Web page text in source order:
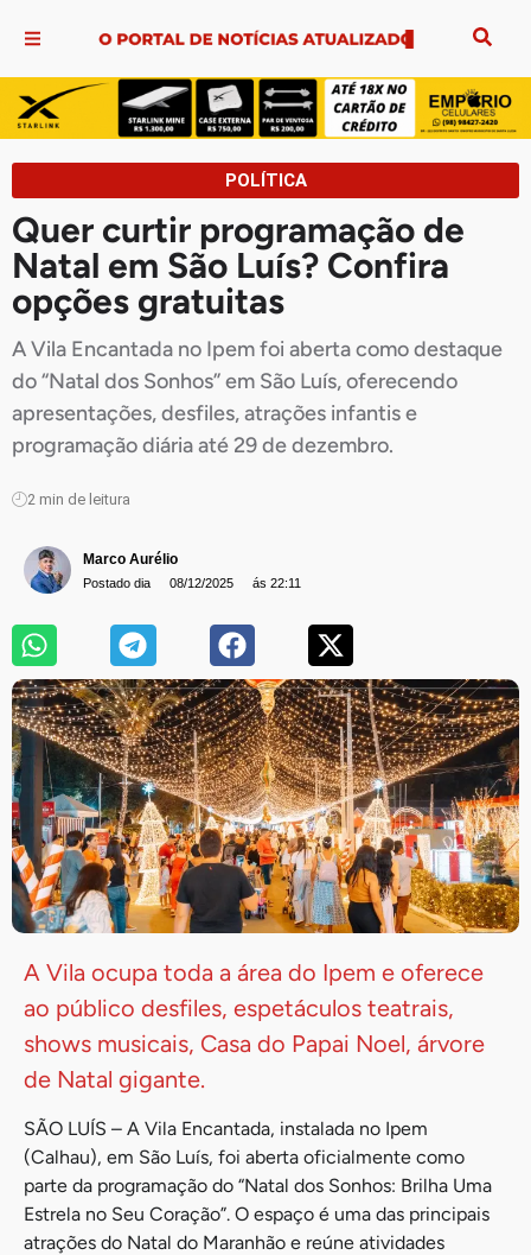
POLÍTICA
Quer curtir programação de
Natal em São Luís? Confira
opções gratuitas
A Vila Encantada no Ipem foi aberta como destaque
do “Natal dos Sonhos” em São Luís, oferecendo
apresentações, desfiles, atrações infantis e
programação diária até 29 de dezembro.
2 min de leitura
Marco Aurélio
Postado dia 08/12/2025 ás 22:11
A Vila ocupa toda a área do Ipem e oferece
ao público desfiles, espetáculos teatrais,
shows musicais, Casa do Papai Noel, árvore
de Natal gigante.
SÃO LUÍS – A Vila Encantada, instalada no Ipem
(Calhau), em São Luís, foi aberta oficialmente como
parte da programação do “Natal dos Sonhos: Brilha Uma
Estrela no Seu Coração”. O espaço é uma das principais
atrações do Natal do Maranhão e reúne atividades